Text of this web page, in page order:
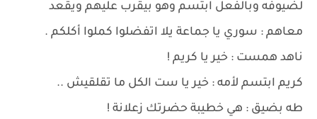
لضيوفه وبالفعل ابتسم وهو بيقرب عليهم ويقعد
معاهم : سوري يا جماعة يلا اتفضلوا كملوا أكلكم .
ناهد همست : خير يا كريم !
كريم ابتسم لأمه : خير يا ست الكل ما تقلقيش ..
طه بضيق : هي خطيبة حضرتك زعلانة !